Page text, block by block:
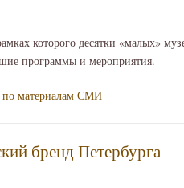
которого десятки «малых»
программы и мероприятия.
материалам СМИ
бренд Петербурга